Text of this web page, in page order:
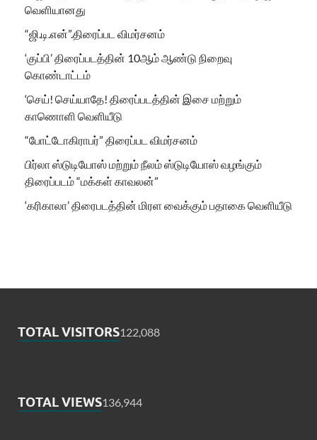
வெளியானது
“ஜி.டி.என்”.திரைப்பட விமர்சனம்
‘குப்பி’ திரைப்படத்தின் 10ஆம் ஆண்டு நிறைவு
கொண்டாட்டம்
‘செய்! செய்யாதே! திரைப்படத்தின் இசை மற்றும்
காணொளி வெளியீடு
“போட்டோகிராபர்” திரைப்பட விமர்சனம்
பிர்லா ஸ்டுடியோஸ் மற்றும் நீலம் ஸ்டுடியோஸ் வழங்கும்
திரைப்படம் “மக்கள் காவலன்”
‘கரிகாலா’ திரைபடத்தின் மிரள வைக்கும் பதாகை வெளியீடு
TOTAL VISITORS122,088
TOTAL VIEWS136,944